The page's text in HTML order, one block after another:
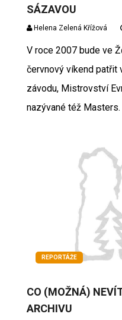
SÁZAVOU
Helena Zelená Křížová
V roce 2007 bude ve
červnový víkend patřit
závodu, Mistrovství
nazývané též Masters.
REPORTÁŽE
CO (MOŽNÁ)
ARCHIVU